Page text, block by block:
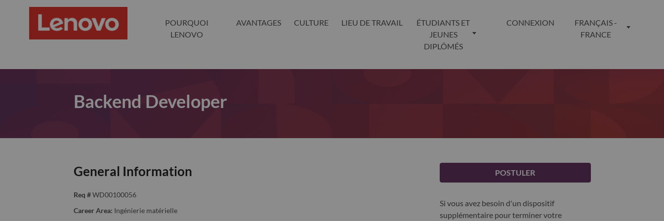
POURQUOI
LENOVO
AVANTAGES CULTURE LIEU DE TRAVAIL
ÉTUDIANTS ET
JEUNES
DIPLÔMÉS
CONNEXION
FRANÇAIS -
FRANCE
Backend Developer
General Information
Req # WD00100056
Career Area: Ingénierie matérielle
POSTULER
Si vous avez besoin d'un dispositif
supplémentaire pour terminer votre